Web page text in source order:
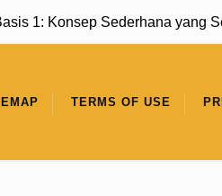
Konsep Sederhana yang
TERMS OF USE